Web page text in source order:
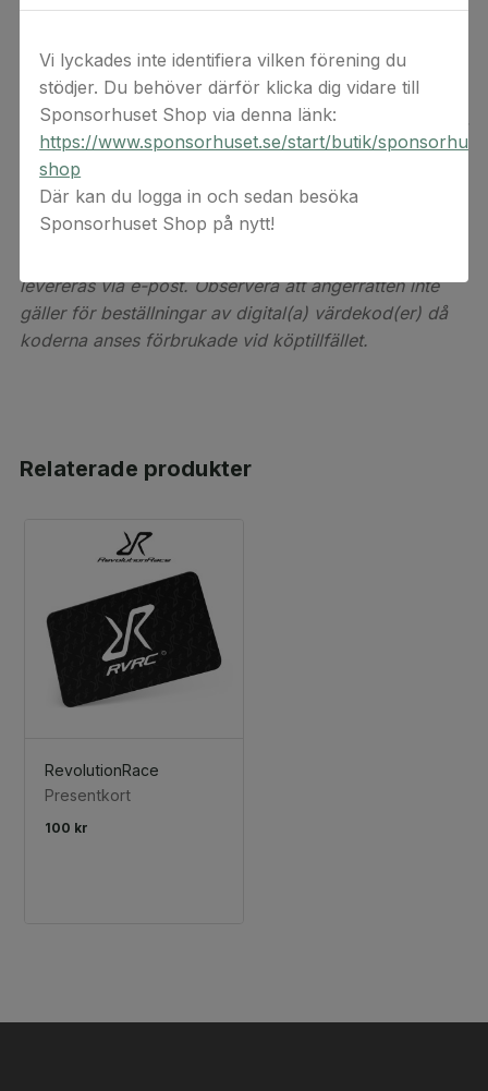
blivit förtjust i deras produkter och koncept.
Presentkortet används på breadandboxers.se. Koden
gäller endast vid ett köp och kan inte kombineras med
andra erbjudanden. Hela beloppet måste utnyttjas
men det går bra att lägga till överskridande belopp.
Koden är giltig i minst 6 månader.
levereras via e-post. Observera att ångerrätten inte
gäller för beställningar av digital(a) värdekod(er) då
koderna anses förbrukade vid köptillfället.
Relaterade produkter
RevolutionRace
Presentkort
100 kr
Vi lyckades inte identifiera vilken förening du
stödjer. Du behöver därför klicka dig vidare till
Sponsorhuset Shop via denna länk:
https://www.sponsorhuset.se/start/butik/
shop
Där kan du logga in och sedan besöka
Sponsorhuset Shop på nytt!